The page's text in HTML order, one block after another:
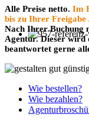
Alle Preise netto. Im
bis zu Ihrer Freigabe
Nach Ihrer Buchung
Agentur. Dieser wird
beantwortet gerne
Wie bestellen?
Wie bezahlen?